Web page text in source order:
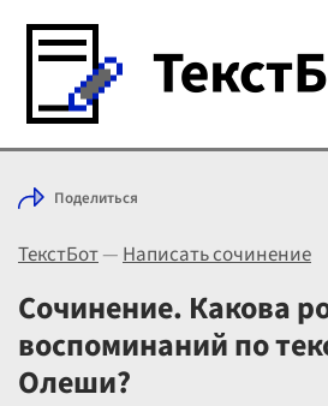
Войти с Telegram
Выбрать режим
Цены
Поделиться
ТекстБот—Написать сочинение
Сочинение. Какова
воспоминаний по
Олеши?